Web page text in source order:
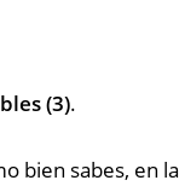
(3).
bien sabes, en la